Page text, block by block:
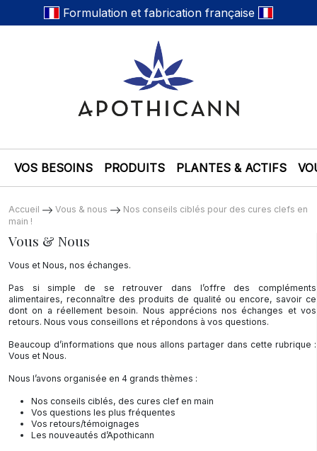
Formulation et fabrication française
VOS BESOINS PRODUITS PLANTES & ACTIFS
Accueil Vous & nous
Nos conseils ciblés pour des cures clefs en
main !
Vous & Nous
Vous et Nous, nos échanges.
Pas si simple de se retrouver dans l’offre des compléments
alimentaires, reconnaître des produits de qualité ou encore, savoir ce
dont on a réellement besoin. Nous apprécions nos échanges et vos
retours. Nous vous conseillons et répondons à vos questions.
Beaucoup d’informations que nous allons partager dans cette rubrique :
Vous et Nous.
Nous l’avons organisée en 4 grands thèmes :
Nos conseils ciblés, des cures clef en main
Vos questions les plus fréquentes
Vos retours/témoignages
Les nouveautés d’Apothicann